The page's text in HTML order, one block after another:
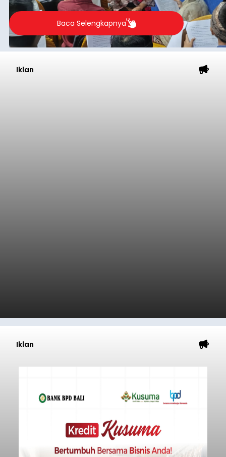
berlangsung selama Agustus hingga September
2026.
Baca Selengkapnya
Iklan
Iklan